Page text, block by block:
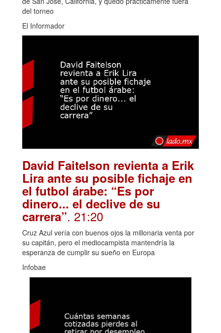
del torneo
El Informador
David Faitelson revienta a Erik
Lira ante su posible fichaje en
el futbol árabe: “Es por
dinero... el declive de su
carrera”. 21:20
Cruz Azul vería con buenos ojos la millonaria venta por
su capitán, pero el mediocampista mantendría la
esperanza de cumplir su sueño en Europa
Infobae